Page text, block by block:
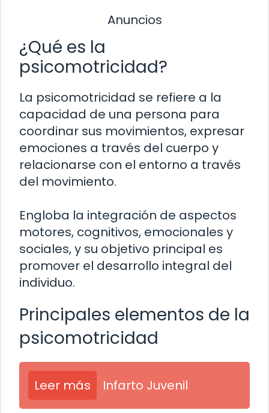
Anuncios
¿Qué es la
psicomotricidad?
La psicomotricidad se refiere a la
capacidad de una persona para
coordinar sus movimientos, expresar
emociones a través del cuerpo y
relacionarse con el entorno a través
del movimiento.
Engloba la integración de aspectos
motores, cognitivos, emocionales y
sociales, y su objetivo principal es
promover el desarrollo integral del
individuo.
Principales elementos de la
psicomotricidad
Leer más Infarto Juvenil